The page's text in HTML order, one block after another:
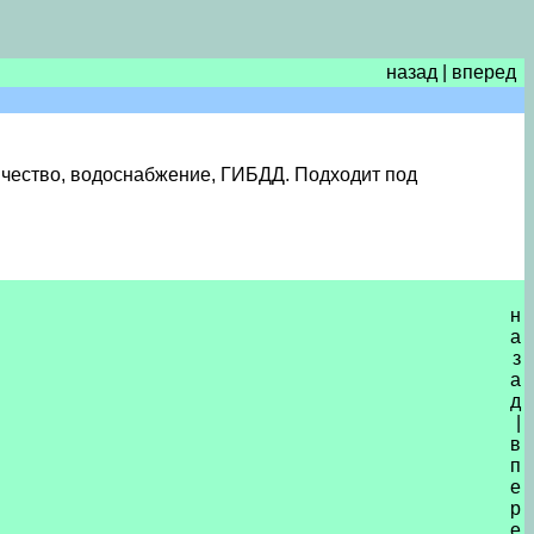
назад вперед
водоснабжение, ГИБДД. Подходит под
н
а
з
а
д
в
п
е
р
е